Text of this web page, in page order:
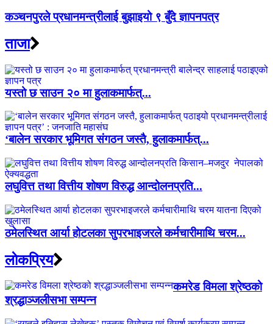
कञ्चनपुरले प्रधानमन्त्रीलाई बुझाइयो ९ बुँदे ज्ञापनपत्र
ताजा
यस्तो छ साउन २० मा हुलाकमार्फत्...
‘बालेन सरकार भूमिगत संगठन जस्तै, हुलाकमार्फत्...
लघुवित्त तथा वित्तीय शोषण विरुद्ध आन्दोलनप्रति...
ठमेलस्थित आर्या होटलका सुपरभाइजरले कर्मचारीमाथि चरम...
लाेकप्रिय
कमरेड विमला श्रेष्ठको
श्रद्धाञ्जलीसभा सम्पन्न